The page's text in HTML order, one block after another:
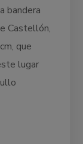
bandera
Castellón,
que
lugar